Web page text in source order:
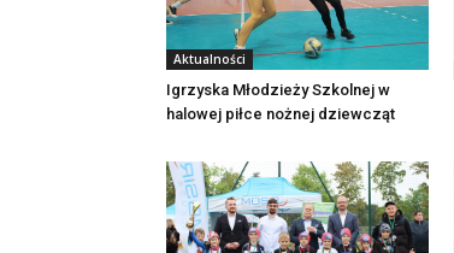
Aktualności
Igrzyska Młodzieży Szkolnej w
halowej piłce nożnej dziewcząt